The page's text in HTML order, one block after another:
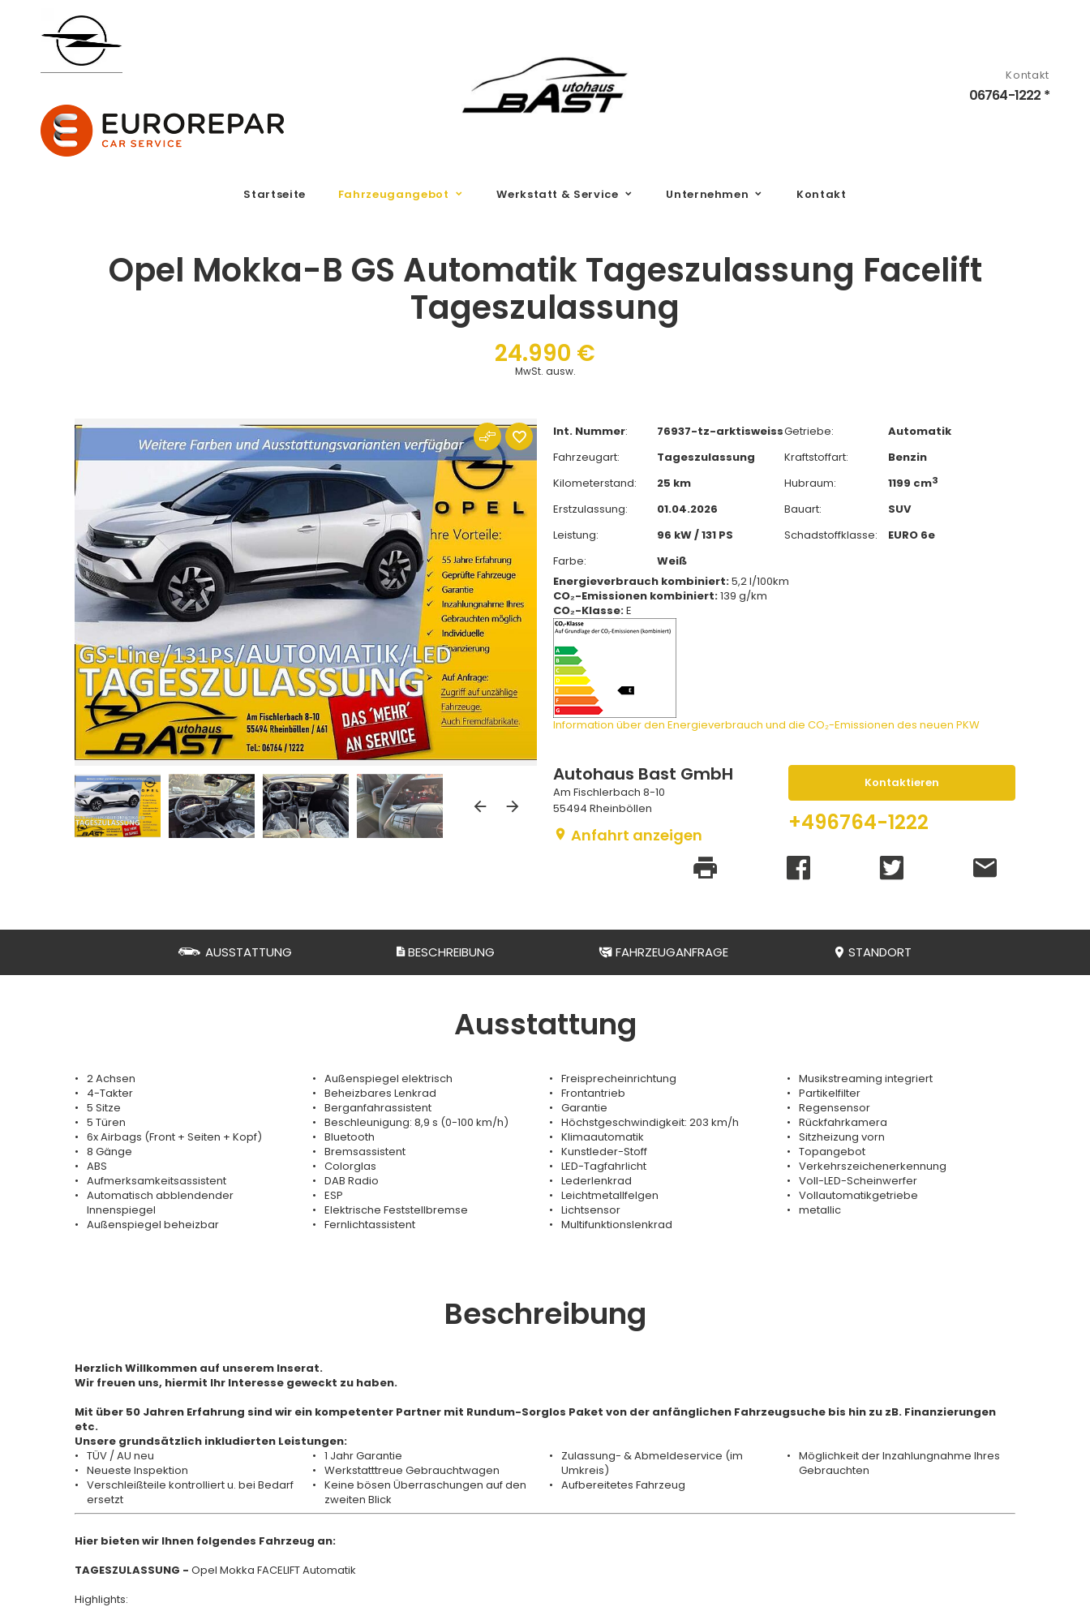
Kontakt
06764-1222 *
Startseite Fahrzeugangebot Werkstatt & Service Unternehmen Kontakt
Opel Mokka-B GS Automatik Tageszulassung Facelift
Tageszulassung
24.990 €
MwSt. ausw.
Int. Nummer: 76937-tz-arktisweissGetriebe:
Automatik
Fahrzeugart:
Tageszulassung Kraftstoffart:
Benzin
Kilometerstand:
25 km Hubraum: 1199 cm3
Erstzulassung: 01.04.2026 Bauart:
SUV
Leistung:
96 kW / 131 PS Schadstoffklasse:
EURO 6e
Farbe:
Weiß
Energieverbrauch kombiniert:5,2 l/100km
CO₂-Emissionen kombiniert:139 g/km
CO₂-Klasse:E
Information über den Energieverbrauch und die CO₂-Emissionen des neuen PKW
Autohaus Bast GmbH
Am Fischlerbach 8-10
55494 Rheinböllen
Anfahrt anzeigen
Kontaktieren
+496764-1222
AUSSTATTUNG BESCHREIBUNG FAHRZEUGANFRAGE STANDORT
Ausstattung
2 Achsen
4-Takter
5 Sitze
5 Türen
6x Airbags (Front + Seiten + Kopf)
8 Gänge
ABS
Aufmerksamkeitsassistent
Automatisch abblendender
Innenspiegel
Außenspiegel beheizbar
Außenspiegel elektrisch
Beheizbares Lenkrad
Berganfahrassistent
Beschleunigung: 8,9 s (0-100 km/h)
Bluetooth
Bremsassistent
Colorglas
DAB Radio
ESP
Elektrische Feststellbremse
Fernlichtassistent
Freisprecheinrichtung
Frontantrieb
Garantie
Höchstgeschwindigkeit: 203 km/h
Klimaautomatik
Kunstleder-Stoff
LED-Tagfahrlicht
Lederlenkrad
Leichtmetallfelgen
Lichtsensor
Multifunktionslenkrad
Musikstreaming integriert
Partikelfilter
Regensensor
Rückfahrkamera
Sitzheizung vorn
Topangebot
Verkehrszeichenerkennung
Voll-LED-Scheinwerfer
Vollautomatikgetriebe
metallic
Beschreibung
Herzlich Willkommen auf unserem Inserat.
Wir freuen uns, hiermit Ihr Interesse geweckt zu haben.
Mit über 50 Jahren Erfahrung sind wir ein kompetenter Partner mit Rundum-Sorglos Paket von der anfänglichen Fahrzeugsuche bis hin zu zB. Finanzierungen
etc.
Unsere grundsätzlich inkludierten Leistungen:
TÜV / AU neu
Neueste Inspektion
Verschleißteile kontrolliert u. bei Bedarf
ersetzt
1 Jahr Garantie
Werkstatttreue Gebrauchtwagen
Keine bösen Überraschungen auf den
zweiten Blick
Zulassung- & Abmeldeservice (im
Umkreis)
Aufbereitetes Fahrzeug
Möglichkeit der Inzahlungnahme Ihres
Gebrauchten
Hier bieten wir Ihnen folgendes Fahrzeug an:
TAGESZULASSUNG - Opel Mokka FACELIFT Automatik
Highlights: